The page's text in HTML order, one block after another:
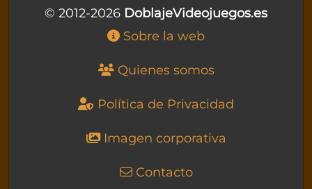
© 2012-2026 DoblajeVideojuegos.es
Sobre la web
Quienes somos
Política de Privacidad
Imagen corporativa
Contacto